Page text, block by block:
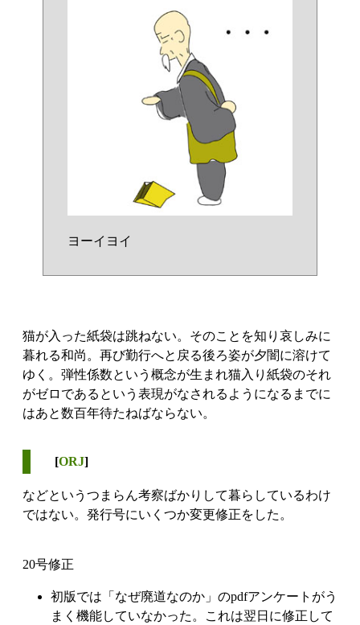
ヨーイヨイ
猫が入った紙袋は跳ねない。そのことを知り哀しみに
暮れる和尚。再び勤行へと戻る後ろ姿が夕闇に溶けて
ゆく。弾性係数という概念が生まれ猫入り紙袋のそれ
がゼロであるという表現がなされるようになるまでに
はあと数百年待たねばならない。
[ORJ]
などというつまらん考察ばかりして暮らしているわけ
ではない。発行号にいくつか変更修正をした。
20号修正
初版では「なぜ廃道なのか」のpdfアンケートがう
まく機能していなかった。これは翌日に修正して